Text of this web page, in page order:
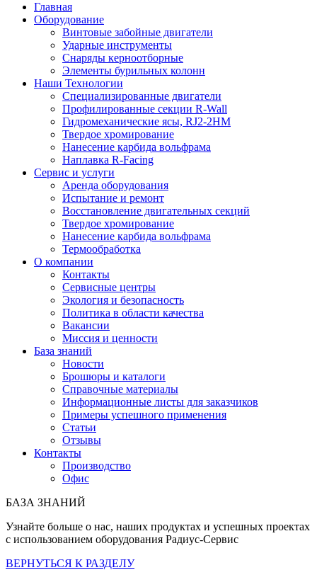
Главная
Оборудование
Винтовые забойные двигатели
Ударные инструменты
Снаряды керноотборные
Элементы бурильных колонн
Наши Технологии
Специализированные двигатели
Профилированные секции R-Wall
Гидромеханические ясы, RJ2-2HM
Твердое хромирование
Нанесение карбида вольфрама
Наплавка R-Facing
Сервис и услуги
Аренда оборудования
Испытание и ремонт
Восстановление двигательных секций
Твердое хромирование
Нанесение карбида вольфрама
Термообработка
О компании
Контакты
Сервисные центры
Экология и безопасность
Политика в области качества
Вакансии
Миссия и ценности
База знаний
Новости
Брошюры и каталоги
Справочные материалы
Информационные листы для заказчиков
Примеры успешного применения
Статьи
Отзывы
Контакты
Производство
Офис
БАЗА ЗНАНИЙ
Узнайте больше о нас, наших продуктах и успешных проектах
с использованием оборудования Радиус-Сервис
ВЕРНУТЬСЯ К РАЗДЕЛУ